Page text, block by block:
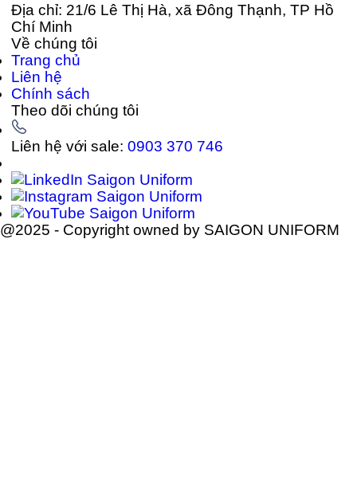
Địa chỉ: 21/6 Lê Thị Hà, xã Đông Thạnh, TP Hồ
Chí Minh
Về chúng tôi
Trang chủ
Liên hệ
Chính sách
Theo dõi chúng tôi
Liên hệ với sale:0903 370 746
@2025 - Copyright owned by SAIGON UNIFORM